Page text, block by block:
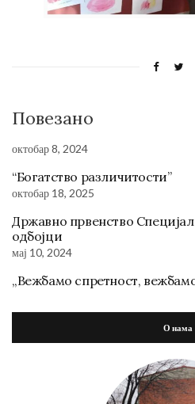
Повезано
октобар 8, 2024
“Богатство различитости”
октобар 18, 2025
Државно првенство
одбојци
мај 10, 2024
„Вежбамо спретност,
О нама